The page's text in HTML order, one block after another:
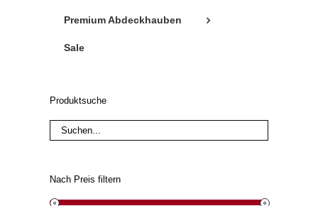
Premium Abdeckhauben
Sale
Produktsuche
Nach Preis filtern